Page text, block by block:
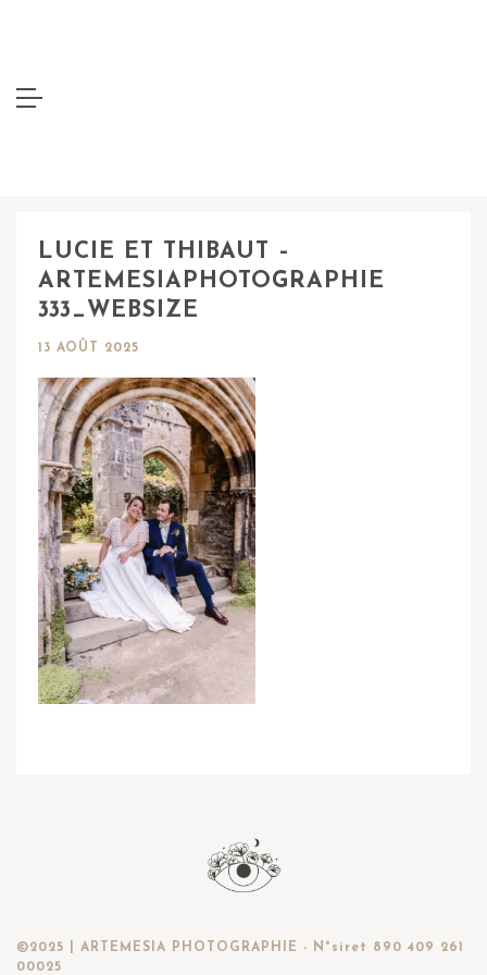
LUCIE ET THIBAUT –
ARTEMESIAPHOTOGRAPHIE
333_WEBSIZE
13 AOÛT 2025
©2025 | ARTEMESIA PHOTOGRAPHIE - N°siret 890 409 261
00025